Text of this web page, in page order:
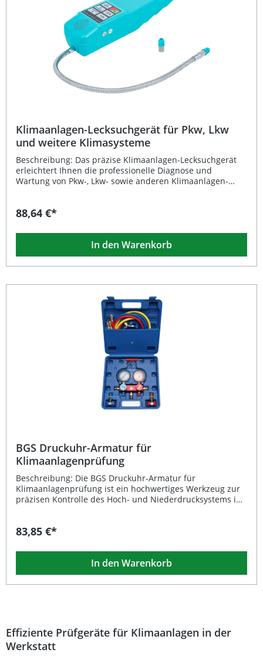
Klimaanlagen-Lecksuchgerät für Pkw, Lkw
und weitere Klimasysteme
Beschreibung: Das präzise Klimaanlagen-Lecksuchgerät
erleichtert Ihnen die professionelle Diagnose und
Wartung von Pkw-, Lkw- sowie anderen Klimaanlagen-
R125, AZ-50, HP62, MP39 und R1234yf geeignet. Dank
Undichtigkeiten zuverlässig erkannt. Die einstellbare
Empfindlichkeit sorgt dafür, dass Sie auch schwer
auffindbare Lecks schnell lokalisieren können. Mit einer
Sondenlänge von 355 mm und einer Stromversorgung
einsetzbar. Es arbeitet kontinuierlich ohne zeitliche
Begrenzung und überzeugt durch seine sehr kurze
Reaktionszeit. Mit kompakten Maßen von 229 mm Länge,
65 mm Breite und 65 mm Höhe sowie einem Gewicht von
nur 694 g lässt es sich leicht handhaben und
einschließlich R1234yf Einstellbare Empfindlichkeit und
kontinuierlicher Arbeitsmodus Leichtes und handliches
Design für den mobilen Einsatz Lieferumfang: 1x
Klimaanlagen-Lecksuchgerät Bedienungsanleitung
88,64 €*
In den Warenkorb
BGS Druckuhr-Armatur für
Klimaanlagenprüfung
Beschreibung: Die BGS Druckuhr-Armatur für
Klimaanlagenprüfung ist ein hochwertiges Werkzeug zur
präzisen Kontrolle des Hoch- und Niederdrucksystems in
1,5 m ermöglicht sie effiziente Messergebnisse bei
Kältemittel R12 und R134A, bietet sie maximale Flexibilität
im Werkstattalltag. Inklusive Hoch-, Niederdruck- und
Verbindungsschlauch Stabile Aluminiumhalterung mit
geschützten Druckuhren Absperrventile für präzise
mit Haltehaken Hochdruckschlauch Niederdruckschlauch
Verbindungsschlauch zum Servicegerät
83,85 €*
In den Warenkorb
Effiziente Prüfgeräte für Klimaanlagen in der
Werkstatt